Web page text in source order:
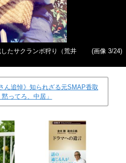
たサクランボ狩り（荒井
(画像 3/24)
ん追悼》知られざる元SMAP香取
ってろ、中居」